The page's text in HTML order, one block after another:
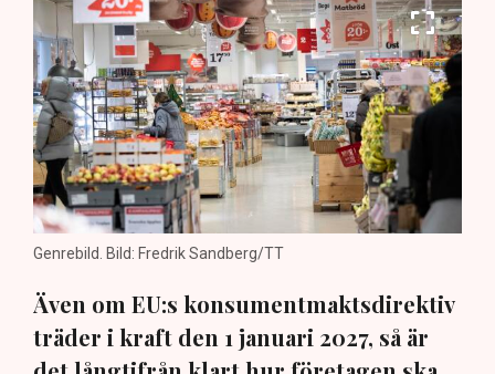
Genrebild. Bild: Fredrik Sandberg/TT
Även om EU:s konsumentmaktsdirektiv
träder i kraft den 1 januari 2027, så är